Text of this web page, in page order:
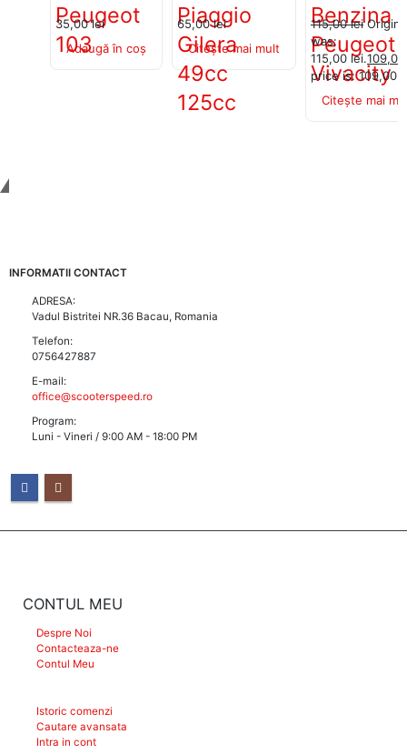
Peugeot
103
35,00lei
Adaugă în coș
Piaggio
Gilera
49cc
125cc
65,00lei
Citește mai mult
Benzina
Peugeot
Vivacity
115,00lei
was:
115,00 lei.
price is: 109,00
Citește mai
INFORMATII CONTACT
ADRESA:
Vadul Bistritei NR.36 Bacau, Romania
Telefon:
0756427887
E-mail:
office@scooterspeed.ro
Program:
Luni - Vineri / 9:00 AM - 18:00 PM
CONTUL MEU
Despre Noi
Contacteaza-ne
Contul Meu
Istoric comenzi
Cautare avansata
Intra in cont